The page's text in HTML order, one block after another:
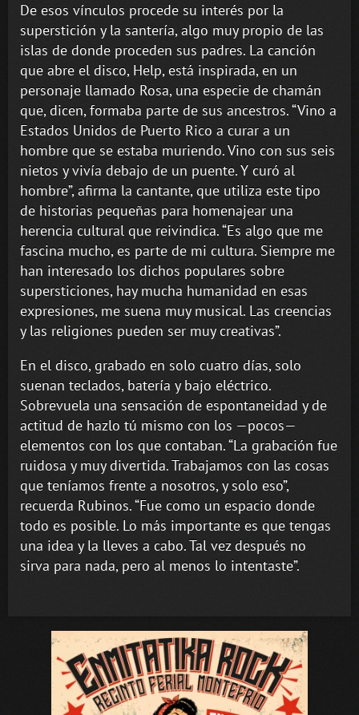
De esos vínculos procede su interés por la
superstición y la santería, algo muy propio de las
islas de donde proceden sus padres. La canción
que abre el disco, Help, está inspirada, en un
personaje llamado Rosa, una especie de chamán
que, dicen, formaba parte de sus ancestros. “Vino a
Estados Unidos de Puerto Rico a curar a un
hombre que se estaba muriendo. Vino con sus seis
nietos y vivía debajo de un puente. Y curó al
hombre”, afirma la cantante, que utiliza este tipo
de historias pequeñas para homenajear una
herencia cultural que reivindica. “Es algo que me
fascina mucho, es parte de mi cultura. Siempre me
han interesado los dichos populares sobre
supersticiones, hay mucha humanidad en esas
expresiones, me suena muy musical. Las creencias
y las religiones pueden ser muy creativas”.
En el disco, grabado en solo cuatro días, solo
suenan teclados, batería y bajo eléctrico.
Sobrevuela una sensación de espontaneidad y de
actitud de hazlo tú mismo con los —pocos—
elementos con los que contaban. “La grabación fue
ruidosa y muy divertida. Trabajamos con las cosas
que teníamos frente a nosotros, y solo eso”,
recuerda Rubinos. “Fue como un espacio donde
todo es posible. Lo más importante es que tengas
una idea y la lleves a cabo. Tal vez después no
sirva para nada, pero al menos lo intentaste”.